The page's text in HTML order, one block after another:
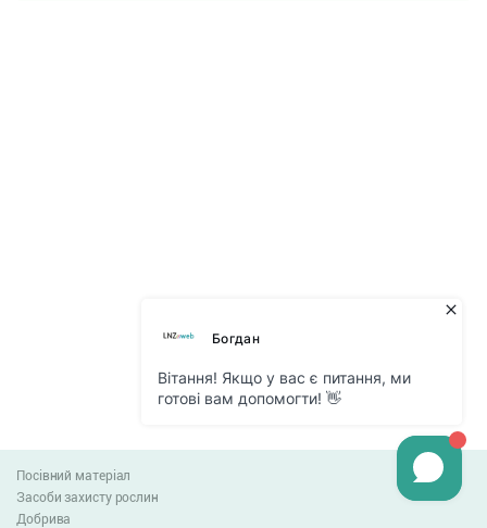
Посівний матеріал
Засоби захисту рослин
Добрива